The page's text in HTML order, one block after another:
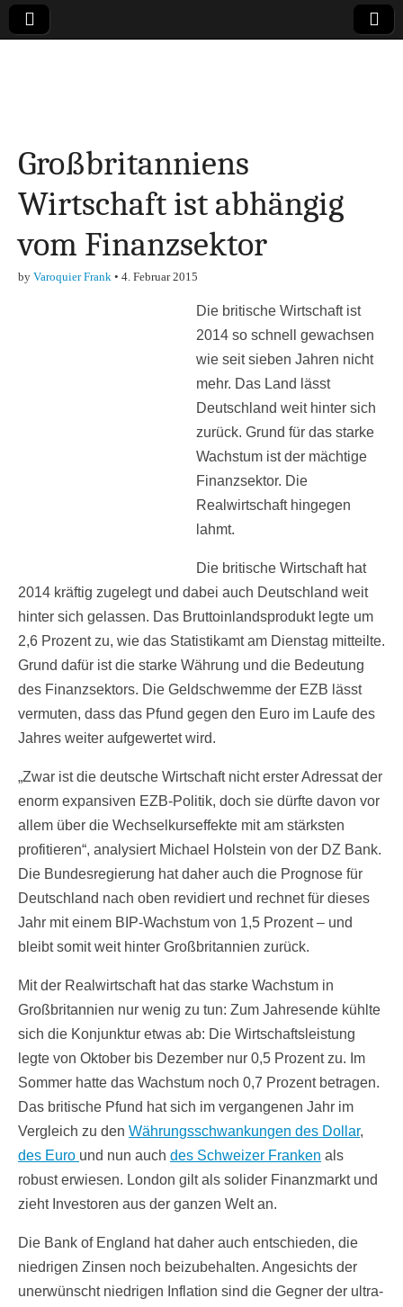
Finanzen,
Marketing-, Vertrieb-
& Investment-Tipps
Großbritanniens
Wirtschaft ist abhängig
vom Finanzsektor
by Varoquier Frank • 4. Februar 2015
Die britische Wirtschaft ist
2014 so schnell gewachsen
wie seit sieben Jahren nicht
mehr. Das Land lässt
Deutschland weit hinter sich
zurück. Grund für das starke
Wachstum ist der mächtige
Finanzsektor. Die
Realwirtschaft hingegen
lahmt.
Die britische Wirtschaft hat
2014 kräftig zugelegt und dabei auch Deutschland weit
hinter sich gelassen. Das Bruttoinlandsprodukt legte um
2,6 Prozent zu, wie das Statistikamt am Dienstag mitteilte.
Grund dafür ist die starke Währung und die Bedeutung
des Finanzsektors. Die Geldschwemme der EZB lässt
vermuten, dass das Pfund gegen den Euro im Laufe des
Jahres weiter aufgewertet wird.
„Zwar ist die deutsche Wirtschaft nicht erster Adressat der
enorm expansiven EZB-Politik, doch sie dürfte davon vor
allem über die Wechselkurseffekte mit am stärksten
profitieren“, analysiert Michael Holstein von der DZ Bank.
Die Bundesregierung hat daher auch die Prognose für
Deutschland nach oben revidiert und rechnet für dieses
Jahr mit einem BIP-Wachstum von 1,5 Prozent – und
bleibt somit weit hinter Großbritannien zurück.
Mit der Realwirtschaft hat das starke Wachstum in
Großbritannien nur wenig zu tun: Zum Jahresende kühlte
sich die Konjunktur etwas ab: Die Wirtschaftsleistung
legte von Oktober bis Dezember nur 0,5 Prozent zu. Im
Sommer hatte das Wachstum noch 0,7 Prozent betragen.
Das britische Pfund hat sich im vergangenen Jahr im
Vergleich zu den Währungsschwankungen des Dollar,
des Euro und nun auch des Schweizer Franken als
robust erwiesen. London gilt als solider Finanzmarkt und
zieht Investoren aus der ganzen Welt an.
Die Bank of England hat daher auch entschieden, die
niedrigen Zinsen noch beizubehalten. Angesichts der
unerwünscht niedrigen Inflation sind die Gegner der ultra-